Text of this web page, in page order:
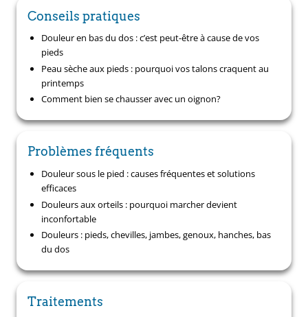
Conseils pratiques
Douleur en bas du dos : c’est peut-être à cause de vos
pieds
Peau sèche aux pieds : pourquoi vos talons craquent au
printemps
Comment bien se chausser avec un oignon?
Problèmes fréquents
Douleur sous le pied : causes fréquentes et solutions
efficaces
Douleurs aux orteils : pourquoi marcher devient
inconfortable
Douleurs : pieds, chevilles, jambes, genoux, hanches, bas
du dos
Traitements